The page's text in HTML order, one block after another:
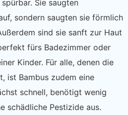
Sie saugten
sondern saugten sie förmlich
sind sie sanft zur Haut
fürs Badezimmer oder
Kinder. Für alle, denen die
ist Bambus zudem eine
schnell, benötigt wenig
schädliche Pestizide aus.